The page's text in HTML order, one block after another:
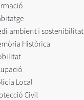
ambient i sostenibilitat
Històrica
Local
Civil